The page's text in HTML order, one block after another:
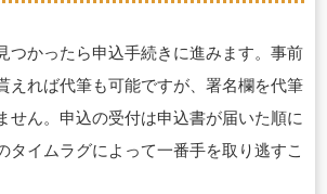
つかったら申込手続きに進みます。事前
えれば代筆も可能ですが、署名欄を代筆
せん。申込の受付は申込書が届いた順に
タイムラグによって一番手を取り逃すこ